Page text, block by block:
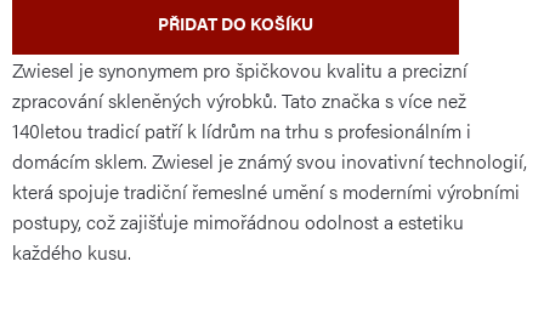
PŘIDAT DO KOŠÍKU
Zwiesel je synonymem pro špičkovou kvalitu a precizní
zpracování skleněných výrobků. Tato značka s více než
140letou tradicí patří k lídrům na trhu s profesionálním i
domácím sklem. Zwiesel je známý svou inovativní technologií,
která spojuje tradiční řemeslné umění s moderními výrobními
postupy, což zajišťuje mimořádnou odolnost a estetiku
každého kusu.